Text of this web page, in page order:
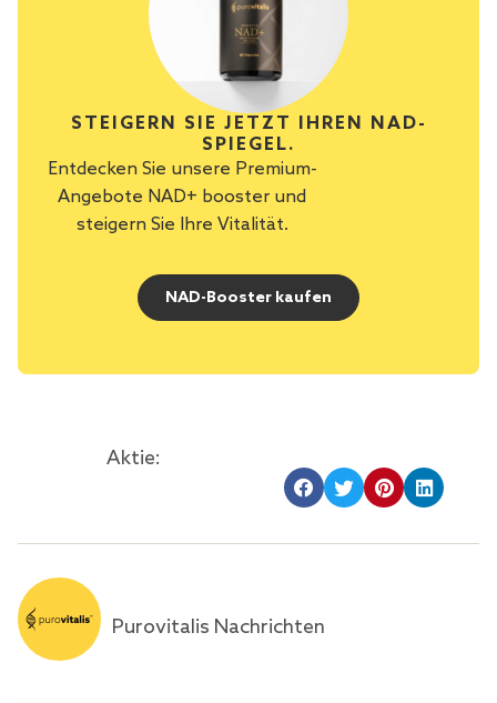
STEIGERN SIE JETZT IHREN NAD-
SPIEGEL.
Entdecken Sie unsere Premium-
Angebote NAD+ booster und
steigern Sie Ihre Vitalität.
NAD-Booster kaufen
Aktie:
Purovitalis Nachrichten